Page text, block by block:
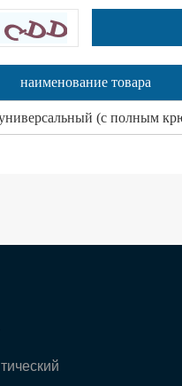
наименование товара
(с полным